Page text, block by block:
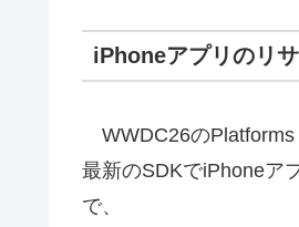
iPhoneアプリのリ
WWDC26のPlatforms
最新のSDKでiPhoneア
で、